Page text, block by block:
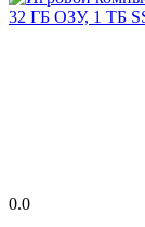
0.0